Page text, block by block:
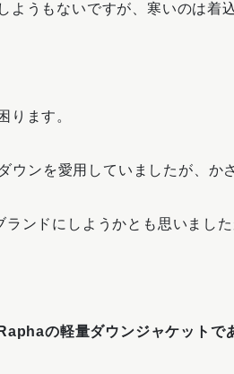
ようもないですが、寒いのは着
ります。
ウンを愛用していましたが、か
ランドにしようかとも思いまし
Raphaの軽量ダウンジャケットで